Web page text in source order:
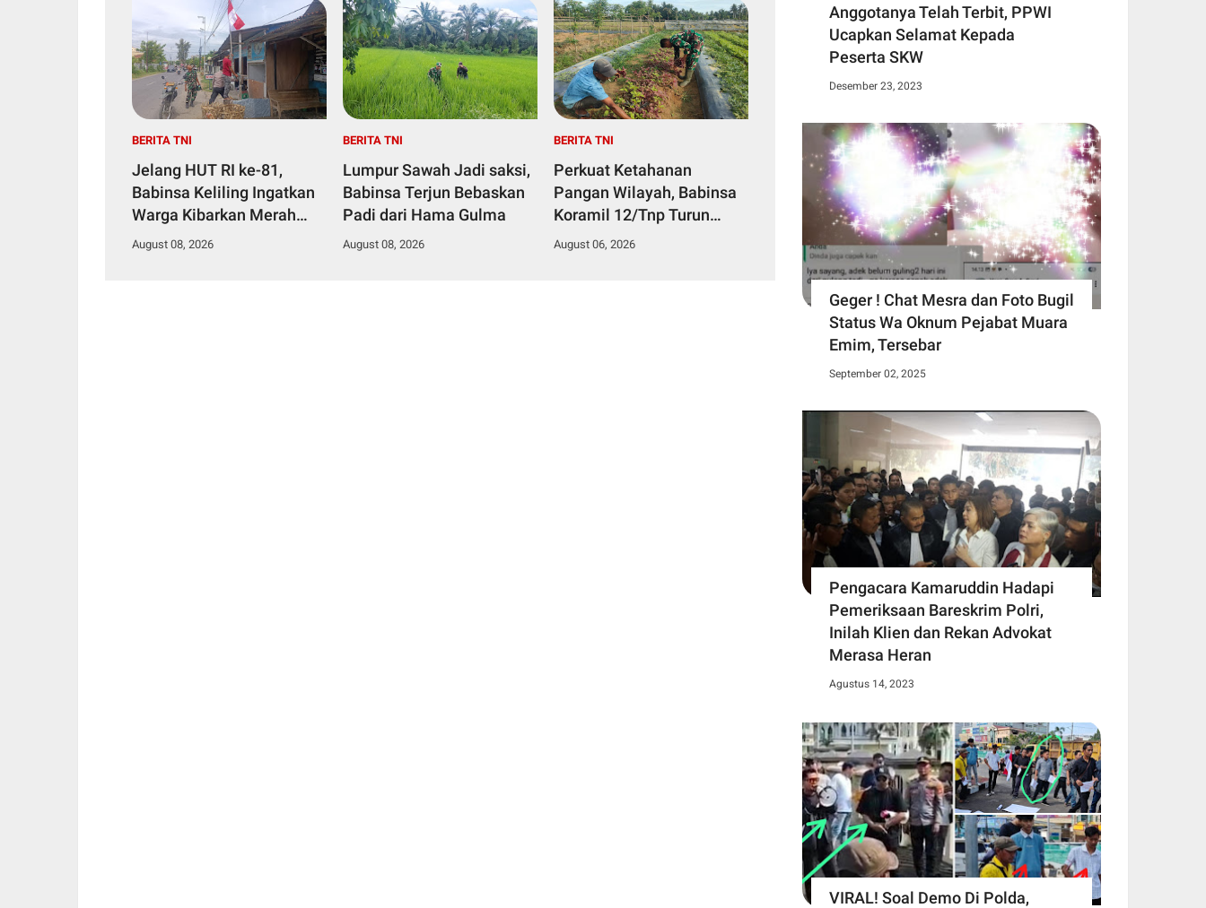
BERITA TNI
Jelang HUT RI ke-81,
Babinsa Keliling Ingatkan
Warga Kibarkan Merah
Putih
August 08, 2026
BERITA TNI
Lumpur Sawah Jadi saksi,
Babinsa Terjun Bebaskan
Padi dari Hama Gulma
August 08, 2026
BERITA TNI
Perkuat Ketahanan
Pangan Wilayah, Babinsa
Koramil 12/Tnp Turun
Tangan Bantu Warga
August 06, 2026
Anggotanya Telah Terbit, PPWI
Ucapkan Selamat Kepada
Peserta SKW
Desember 23, 2023
Geger ! Chat Mesra dan Foto Bugil
Status Wa Oknum Pejabat Muara
Emim, Tersebar
September 02, 2025
Pengacara Kamaruddin Hadapi
Pemeriksaan Bareskrim Polri,
Inilah Klien dan Rekan Advokat
Merasa Heran
Agustus 14, 2023
VIRAL! Soal Demo Di Polda,